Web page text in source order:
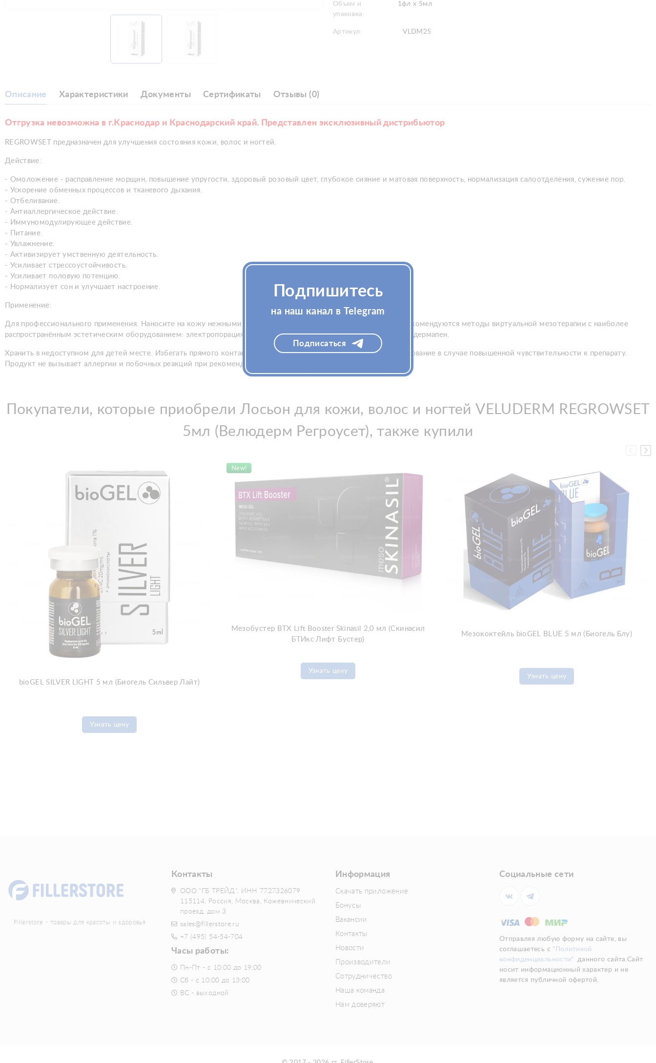
Объем и
упаковка:
1фл х 5мл
Артикул: VLDM25
Описание Характеристики Документы Сертификаты Отзывы (0)
Отгрузка невозможна в г.Краснодар и Краснодарский край. Представлен эксклюзивный дистрибьютор
REGROWSET предназначен для улучшения состояния кожи, волос и ногтей.
Действие:
- Омоложение - расправление морщин, повышение упругости, здоровый розовый цвет, глубокое сияние и матовая поверхность, нормализация салоотделения, сужение пор.
- Ускорение обменных процессов и тканевого дыхания.
- Отбеливание.
- Антиаллергическое действие.
- Иммуномодулирующее действие.
- Питание.
- Увлажнение.
- Активизирует умственную деятельность.
- Усиливает стрессоустойчивость.
- Усиливает половую потенцию.
- Нормализует сон и улучшает настроение.
Применение:
Для профессионального применения. Наносите на кожу нежными движениями до полного впитывания. Также рекомендуются методы виртуальной мезотерапии с наиболее
распространённым эстетическим оборудованием: электропорация, ионофорез, ультразвук, лазер, дермароллер и дермапен.
Хранить в недоступном для детей месте. Избегать прямого контакта с глазами. Немедленно прекратить использование в случае повышенной чувствительности к препарату.
Продукт не вызывает аллергии и побочных реакций при рекомендованном способе применения.
Покупатели, которые приобрели Лосьон для кожи, волос и ногтей VELUDERM REGROWSET
5мл (Велюдерм Регроусет), также купили
bioGEL SILVER LIGHT 5 мл (Биогель Сильвер Лайт)
Узнать цену
New!
Мезобустер BTX Lift Booster Skinasil 2,0 мл (Скинасил
БТИкс Лифт Бустер)
Узнать цену
Мезококтейль bioGEL BLUE 5 мл (Биогель Блу)
Узнать цену
Fillerstore - товары для красоты и здоровья
Контакты
ООО "ГБ ТРЕЙД", ИНН 7727326079
115114, Россия, Москва, Кожевнический
проезд, дом 3
sales@fillerstore.ru
+7 (495) 54-54-704
Часы работы:
Пн-Пт - с 10:00 до 19:00
Сб - с 10:00 до 13:00
ВС - выходной
Информация
Скачать приложение
Бонусы
Вакансии
Контакты
Новости
Производители
Сотрудничество
Наша команда
Нам доверяют
Социальные сети
Отправляя любую форму на сайте, вы
соглашаетесь с "Политикой
конфиденциальности"
данного сайта.Сайт
носит информационный характер и не
является публичной офертой.
Подпишитесь
на наш канал в Telegram
Подписаться